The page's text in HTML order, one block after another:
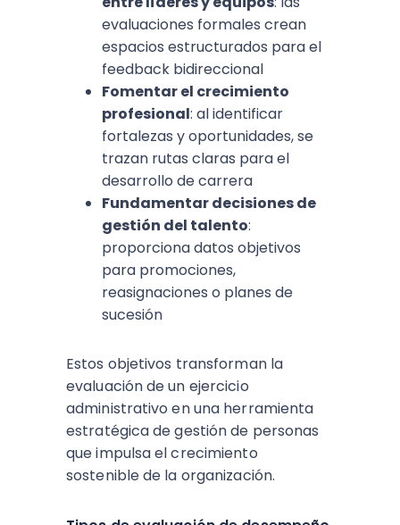
evaluaciones formales crean
espacios estructurados para el
feedback bidireccional
Fomentar el crecimiento
profesional: al identificar
fortalezas y oportunidades, se
trazan rutas claras para el
desarrollo de carrera
Fundamentar decisiones de
gestión del talento:
proporciona datos objetivos
para promociones,
reasignaciones o planes de
sucesión
Estos objetivos transforman la
evaluación de un ejercicio
administrativo en una herramienta
estratégica de gestión de personas
que impulsa el crecimiento
sostenible de la organización.